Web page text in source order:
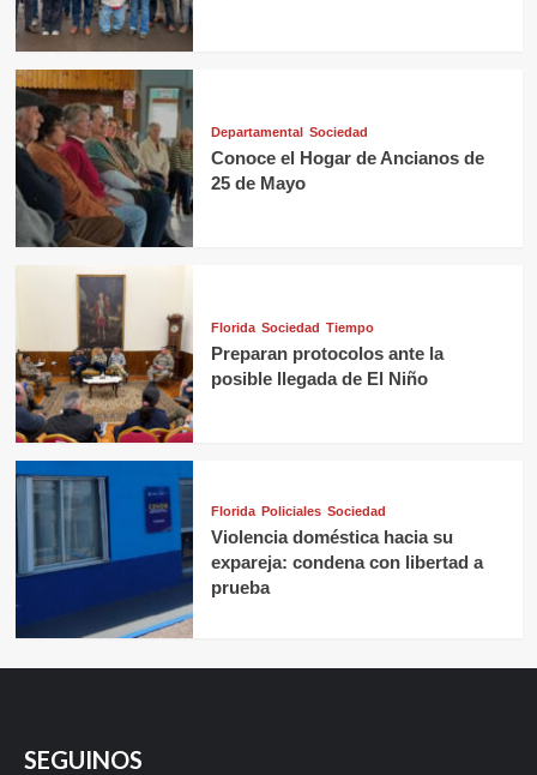
Departamental Sociedad
Conoce el Hogar de Ancianos de
25 de Mayo
Florida Sociedad Tiempo
Preparan protocolos ante la
posible llegada de El Niño
Florida Policiales Sociedad
Violencia doméstica hacia su
expareja: condena con libertad a
prueba
SEGUINOS